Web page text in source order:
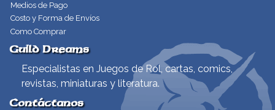
Medios de Pago
Costo y Forma de Envíos
Como Comprar
Guild Dreams
Especialistas en Juegos de Rol, cartas, comics,
revistas, miniaturas y literatura.
Contáctanos